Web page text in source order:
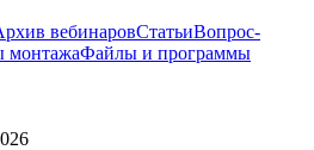
вебинаровСтатьиВопрос-
монтажаФайлы и программы